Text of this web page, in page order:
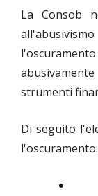
La Consob
strumenti
Di seguito
l'oscuramento: